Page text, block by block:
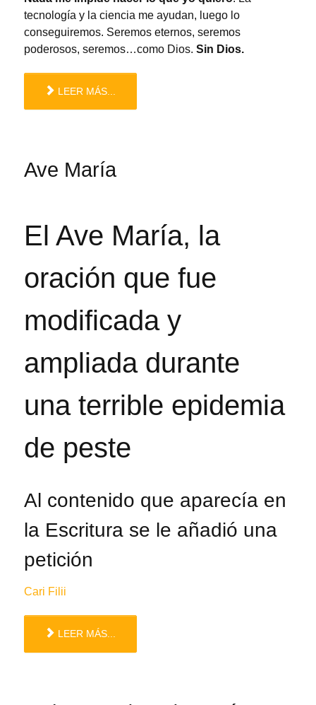
tecnología y la ciencia me ayudan, luego lo
conseguiremos. Seremos eternos, seremos
poderosos, seremos…como Dios. Sin Dios.
LEER MÁS...
Ave María
El Ave María, la
oración que fue
modificada y
ampliada durante
una terrible epidemia
de peste
Al contenido que aparecía en
la Escritura se le añadió una
petición
Cari Filii
LEER MÁS...